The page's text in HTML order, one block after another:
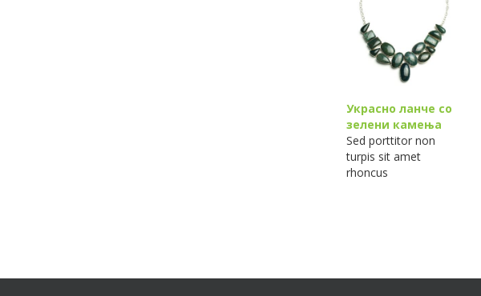
Украсно ланче со
зелени камења
Sed porttitor non
turpis sit amet
rhoncus